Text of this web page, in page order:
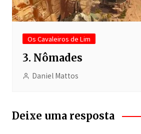
Os Cavaleiros de Lim
3. Nômades
Daniel Mattos
Deixe uma resposta